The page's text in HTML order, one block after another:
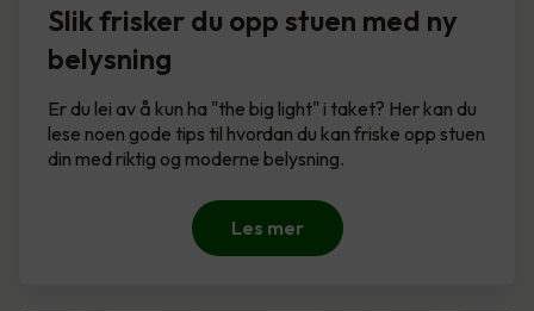
Slik frisker du opp stuen med ny
belysning
Er du lei av å kun ha "the big light" i taket? Her kan du
lese noen gode tips til hvordan du kan friske opp stuen
din med riktig og moderne belysning.
Les mer